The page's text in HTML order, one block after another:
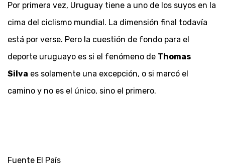
Por primera vez, Uruguay tiene a uno de los suyos en la
cima del ciclismo mundial. La dimensión final todavía
está por verse. Pero la cuestión de fondo para el
deporte uruguayo es si el fenómeno de Thomas
Silva es solamente una excepción, o si marcó el
camino y no es el único, sino el primero.
Fuente El País